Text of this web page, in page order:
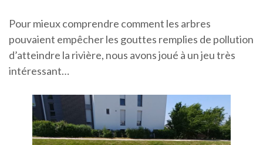
Pour mieux comprendre comment les arbres
pouvaient empêcher les gouttes remplies de pollution
d’atteindre la rivière, nous avons joué à un jeu très
intéressant…